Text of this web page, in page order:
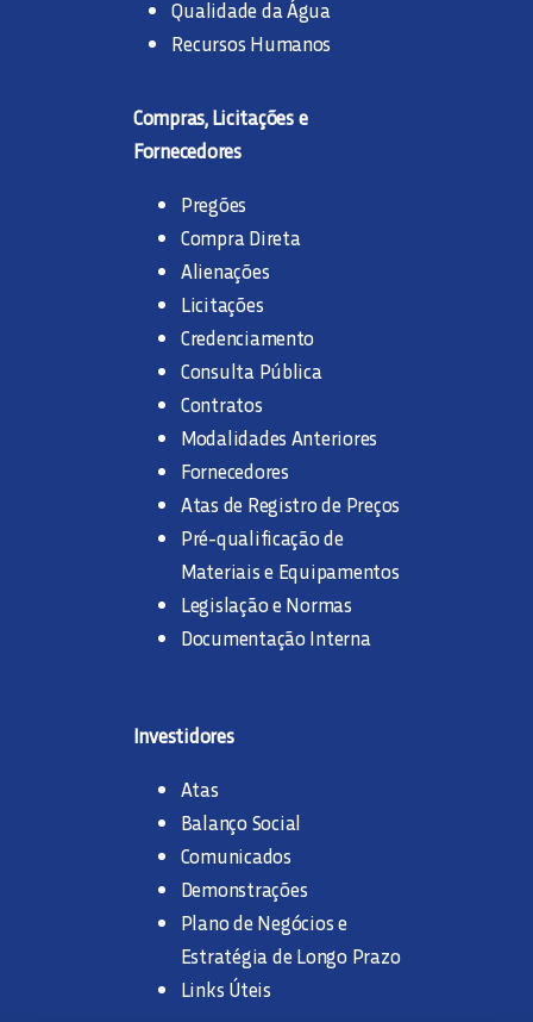
Qualidade da Água
Recursos Humanos
Compras, Licitações e
Fornecedores
Pregões
Compra Direta
Alienações
Licitações
Credenciamento
Consulta Pública
Contratos
Modalidades Anteriores
Fornecedores
Atas de Registro de Preços
Pré-qualificação de
Materiais e Equipamentos
Legislação e Normas
Documentação Interna
Investidores
Atas
Balanço Social
Comunicados
Demonstrações
Plano de Negócios e
Estratégia de Longo Prazo
Links Úteis